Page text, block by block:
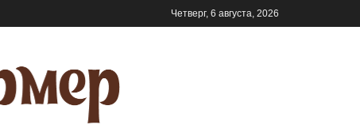
Четверг, 6 августа, 2026